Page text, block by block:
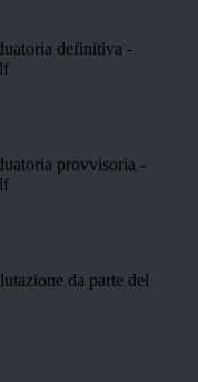
definitiva -
provvisoria -
da parte del